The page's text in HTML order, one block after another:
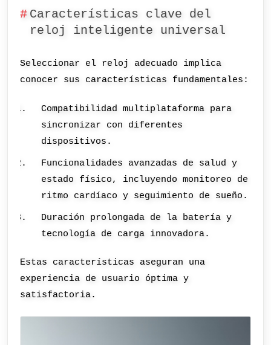
Características clave del
reloj inteligente universal
Seleccionar el reloj adecuado implica
conocer sus características fundamentales:
Compatibilidad multiplataforma para
sincronizar con diferentes
dispositivos.
Funcionalidades avanzadas de salud y
estado físico, incluyendo monitoreo de
ritmo cardíaco y seguimiento de sueño.
Duración prolongada de la batería y
tecnología de carga innovadora.
Estas características aseguran una
experiencia de usuario óptima y
satisfactoria.